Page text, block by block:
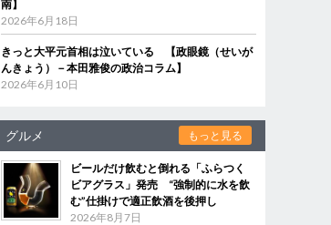
南】
2026年6月18日
きっと大平元首相は泣いている 【政眼鏡（せいが
んきょう）－本田雅俊の政治コラム】
2026年6月10日
グルメ もっと見る
ビールだけ飲むと倒れる「ふらつく
ビアグラス」発売 “強制的に水を飲
む”仕掛けで適正飲酒を後押し
2026年8月7日